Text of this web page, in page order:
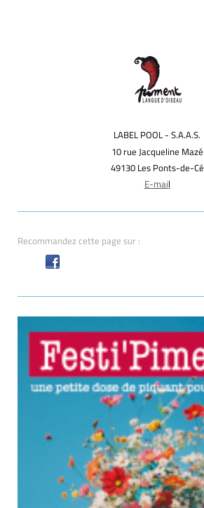
LABEL POOL - S.A.A.S.
10 rue Jacqueline Mazé
49130 Les Ponts-de-Cé
E-mail
Recommandez cette page sur :